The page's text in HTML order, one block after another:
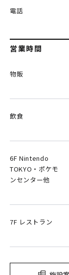
電話
営業時間
物販
飲食
6F Nintendo
TOKYO・ポケモ
ンセンター他
7F レストラン